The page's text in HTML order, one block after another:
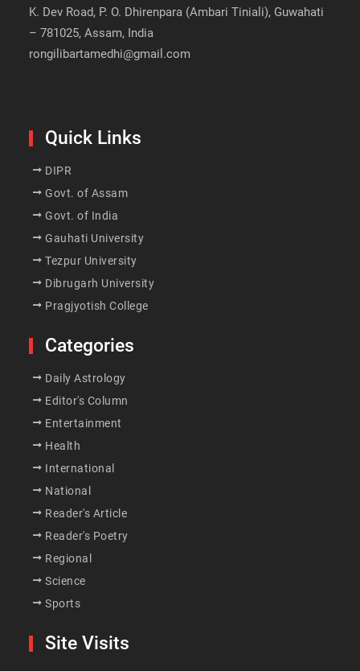
K. Dev Road, P. O. Dhirenpara (Ambari Tiniali), Guwahati
– 781025, Assam, India
rongilibartamedhi@gmail.com
Quick Links
DIPR
Govt. of Assam
Govt. of India
Gauhati University
Tezpur University
Dibrugarh University
Pragjyotish College
Categories
Daily Astrology
Editor's Column
Entertainment
Health
International
National
Reader's Article
Reader's Poetry
Regional
Science
Sports
Site Visits